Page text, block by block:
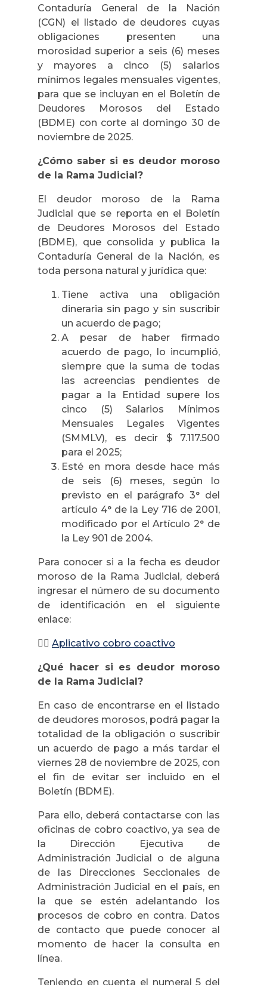
Contaduría General de la Nación
(CGN) el listado de deudores cuyas
obligaciones presenten una
morosidad superior a seis (6) meses
y mayores a cinco (5) salarios
mínimos legales mensuales vigentes,
para que se incluyan en el Boletín de
Deudores Morosos del Estado
(BDME) con corte al domingo 30 de
noviembre de 2025.
¿Cómo saber si es deudor moroso
de la Rama Judicial?
El deudor moroso de la Rama
Judicial que se reporta en el Boletín
de Deudores Morosos del Estado
(BDME), que consolida y publica la
Contaduría General de la Nación, es
toda persona natural y jurídica que:
Tiene activa una obligación
dineraria sin pago y sin suscribir
un acuerdo de pago;
A pesar de haber firmado
acuerdo de pago, lo incumplió,
siempre que la suma de todas
las acreencias pendientes de
pagar a la Entidad supere los
cinco (5) Salarios Mínimos
Mensuales Legales Vigentes
(SMMLV), es decir $ 7.117.500
para el 2025;
Esté en mora desde hace más
de seis (6) meses, según lo
previsto en el parágrafo 3° del
artículo 4° de la Ley 716 de 2001,
modificado por el Artículo 2° de
la Ley 901 de 2004.
Para conocer si a la fecha es deudor
moroso de la Rama Judicial, deberá
ingresar el número de su documento
de identificación en el siguiente
enlace:
👉🏼 Aplicativo cobro coactivo
¿Qué hacer si es deudor moroso
de la Rama Judicial?
En caso de encontrarse en el listado
de deudores morosos, podrá pagar la
totalidad de la obligación o suscribir
un acuerdo de pago a más tardar el
viernes 28 de noviembre de 2025, con
el fin de evitar ser incluido en el
Boletín (BDME).
Para ello, deberá contactarse con las
oficinas de cobro coactivo, ya sea de
la Dirección Ejecutiva de
Administración Judicial o de alguna
de las Direcciones Seccionales de
Administración Judicial en el país, en
la que se estén adelantando los
procesos de cobro en contra. Datos
de contacto que puede conocer al
momento de hacer la consulta en
línea.
Teniendo en cuenta el numeral 5 del